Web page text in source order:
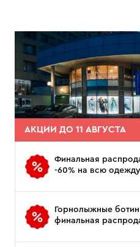
АКЦИИ ДО 11 АВГУСТА
Финальная
-60% на всю
Горнолыжные
финальная